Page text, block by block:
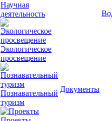
Научная
деятельность
Экологическое
просвещение
Познавательный
туризм
Документы